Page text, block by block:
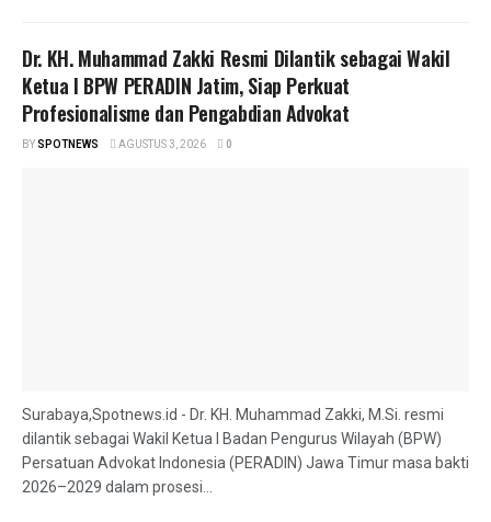
Dr. KH. Muhammad Zakki Resmi Dilantik sebagai Wakil
Ketua I BPW PERADIN Jatim, Siap Perkuat
Profesionalisme dan Pengabdian Advokat
BYSPOTNEWS AGUSTUS 3, 2026 0
Surabaya,Spotnews.id - Dr. KH. Muhammad Zakki, M.Si. resmi
dilantik sebagai Wakil Ketua I Badan Pengurus Wilayah (BPW)
Persatuan Advokat Indonesia (PERADIN) Jawa Timur masa bakti
2026–2029 dalam prosesi...